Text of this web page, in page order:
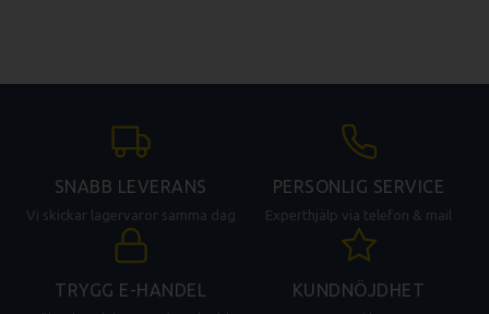
SNABB LEVERANS
Vi skickar lagervaror samma dag
PERSONLIG SERVICE
Experthjälp via telefon & mail
TRYGG E-HANDEL KUNDNÖJDHET